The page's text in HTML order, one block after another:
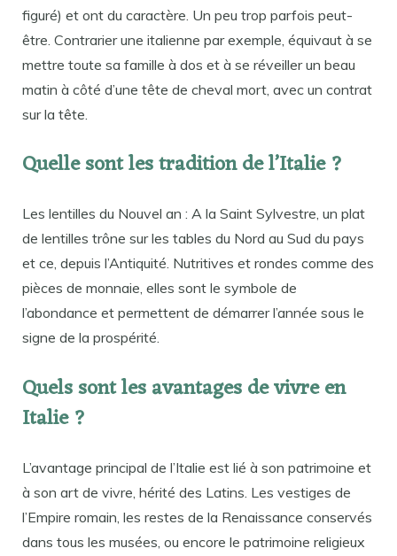
figuré) et ont du caractère. Un peu trop parfois peut-
être. Contrarier une italienne par exemple, équivaut à se
mettre toute sa famille à dos et à se réveiller un beau
matin à côté d’une tête de cheval mort, avec un contrat
sur la tête.
Quelle sont les tradition de l’Italie ?
Les lentilles du Nouvel an : A la Saint Sylvestre, un plat
de lentilles trône sur les tables du Nord au Sud du pays
et ce, depuis l’Antiquité. Nutritives et rondes comme des
pièces de monnaie, elles sont le symbole de
l’abondance et permettent de démarrer l’année sous le
signe de la prospérité.
Quels sont les avantages de vivre en
Italie ?
L’avantage principal de l’Italie est lié à son patrimoine et
à son art de vivre, hérité des Latins. Les vestiges de
l’Empire romain, les restes de la Renaissance conservés
dans tous les musées, ou encore le patrimoine religieux